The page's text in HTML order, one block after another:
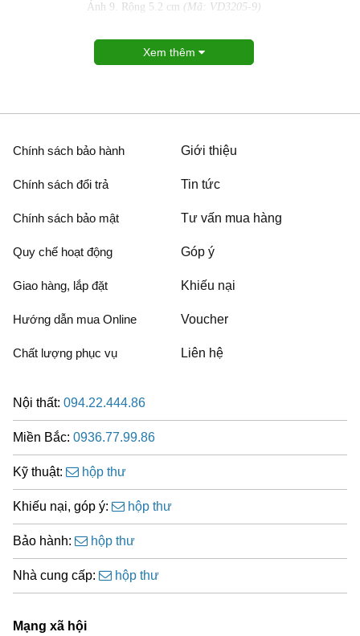
Ảnh 9. Rộng 5.2 cm (Mã: VD3205-9)
Xem thêm
Chính sách bảo hành
Chính sách đổi trả
Chính sách bảo mật
Quy chế hoạt động
Giao hàng, lắp đặt
Hướng dẫn mua Online
Chất lượng phục vụ
Giới thiệu
Tin tức
Tư vấn mua hàng
Góp ý
Khiếu nại
Voucher
Liên hệ
Nội thất: 094.22.444.86
Miền Bắc: 0936.77.99.86
Kỹ thuật: hộp thư
Khiếu nại, góp ý: hộp thư
Bảo hành: hộp thư
Nhà cung cấp: hộp thư
Mạng xã hội